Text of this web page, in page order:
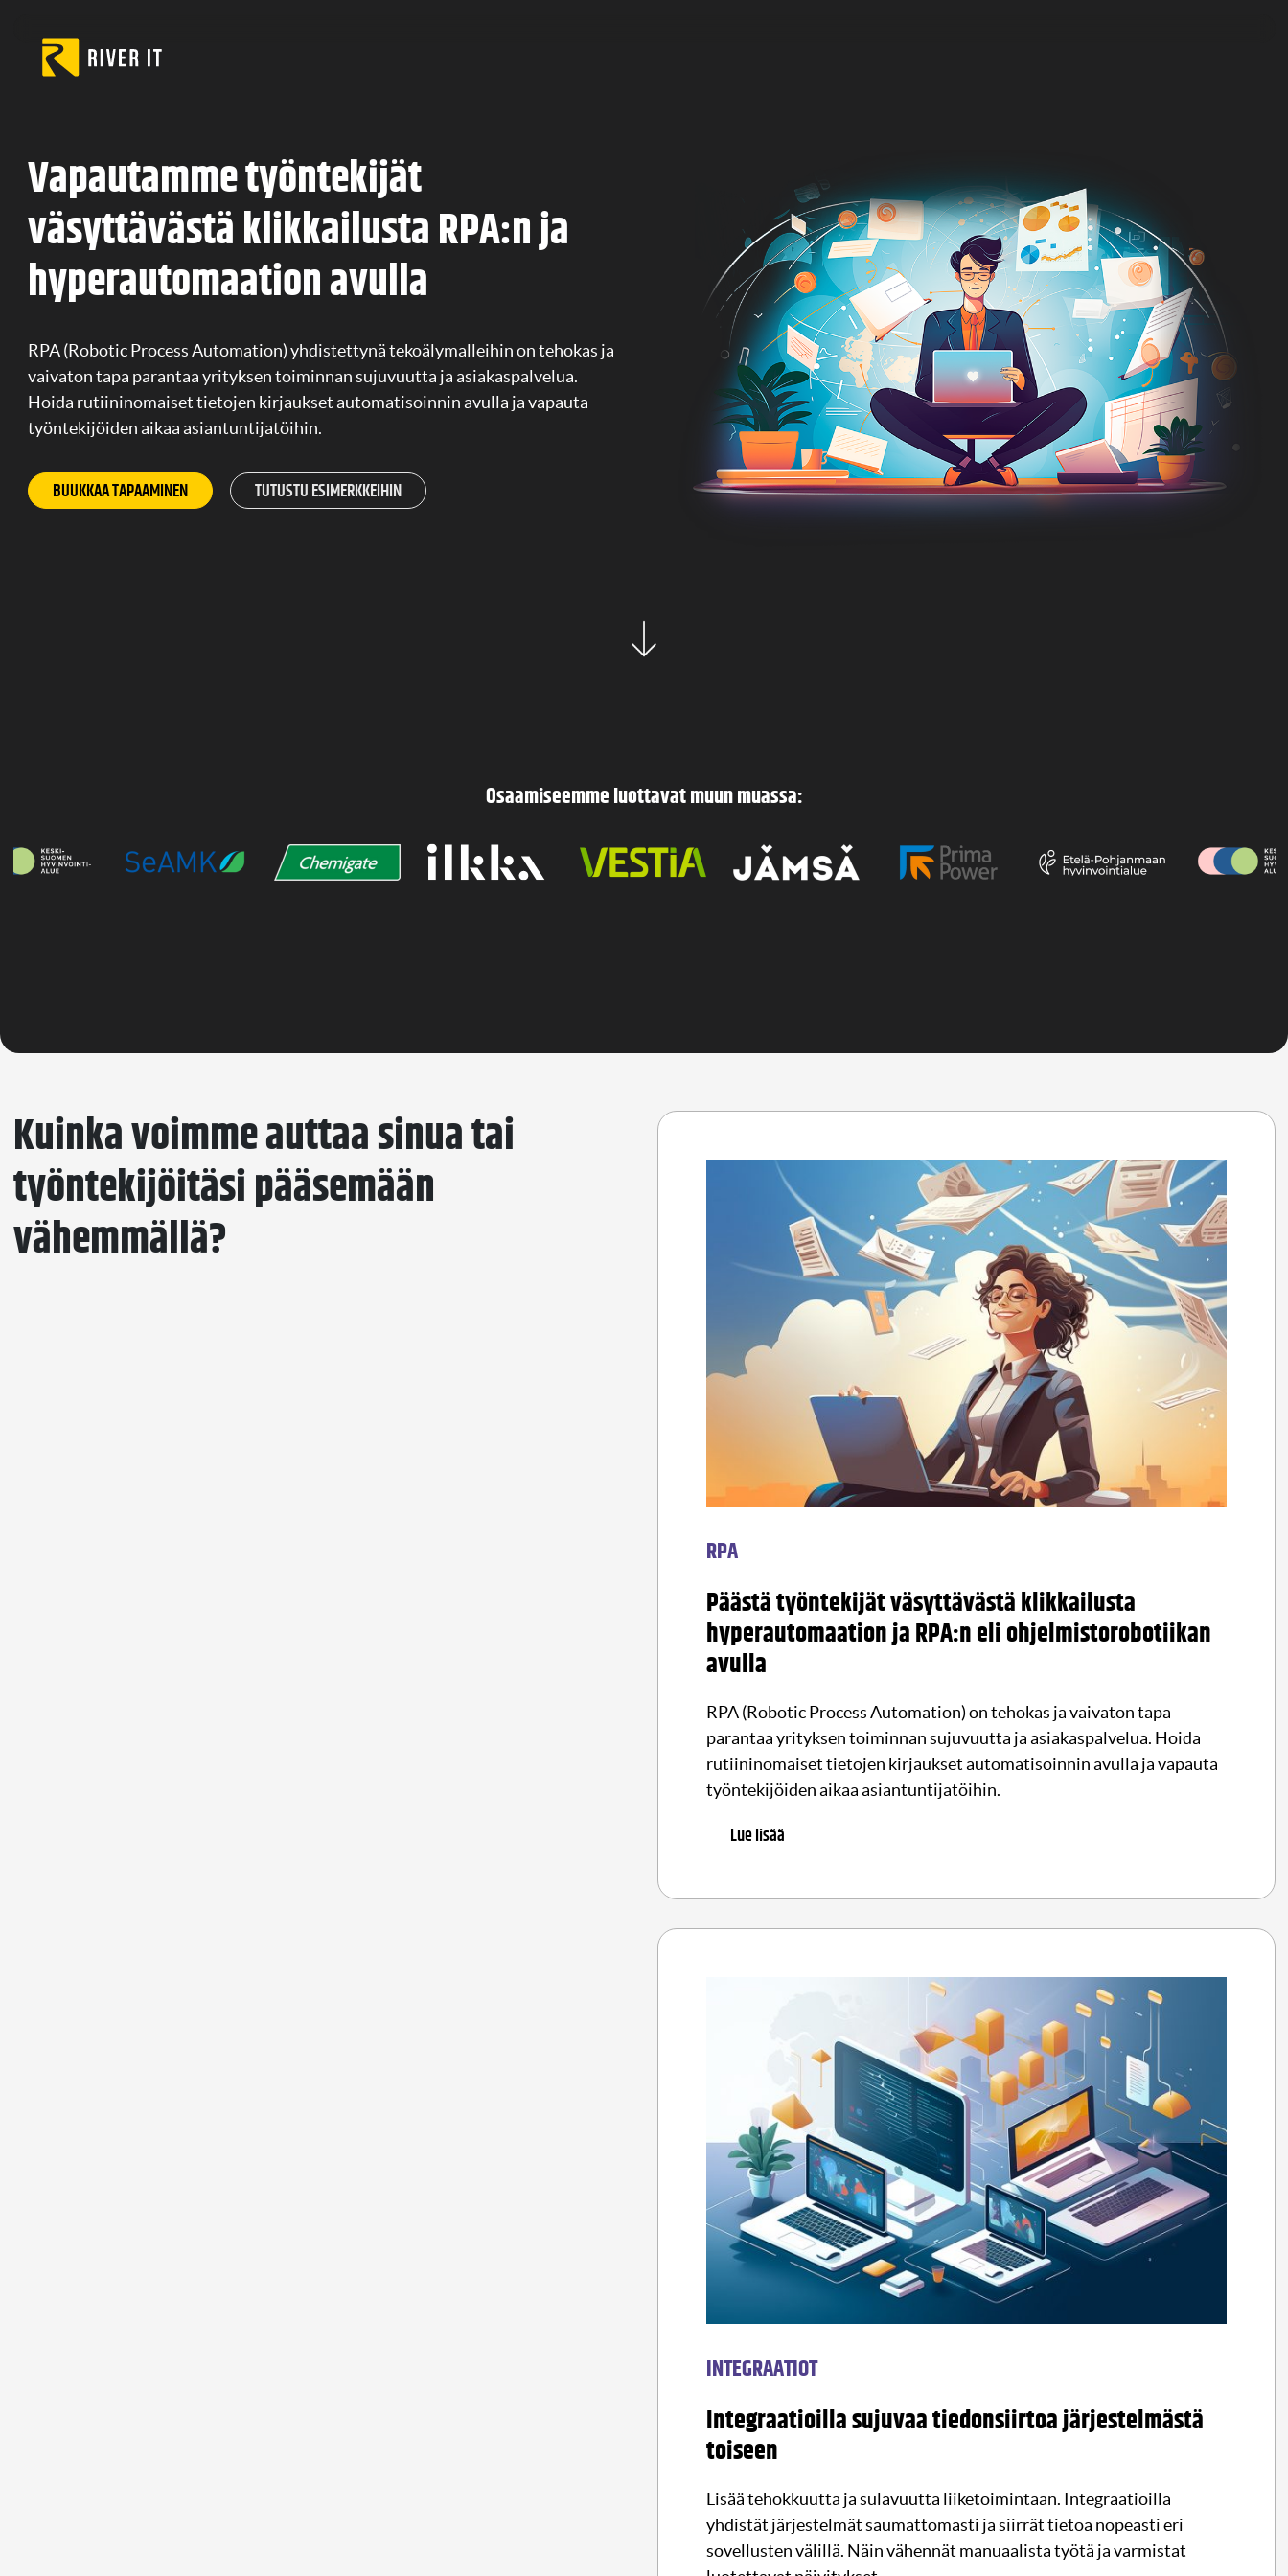
Vapautamme työntekijät
väsyttävästä klikkailusta RPA:n ja
hyperautomaation avulla
RPA (Robotic Process Automation) yhdistettynä tekoälymalleihin on tehokas ja
vaivaton tapa parantaa yrityksen toiminnan sujuvuutta ja asiakaspalvelua.
Hoida rutiininomaiset tietojen kirjaukset automatisoinnin avulla ja vapauta
työntekijöiden aikaa asiantuntijatöihin.
BUUKKAA TAPAAMINEN TUTUSTU ESIMERKKEIHIN
Osaamiseemme luottavat muun muassa:
Kuinka voimme auttaa sinua tai
työntekijöitäsi pääsemään
vähemmällä?
RPA
Päästä työntekijät väsyttävästä klikkailusta
hyperautomaation ja RPA:n eli ohjelmistorobotiikan
avulla
RPA (Robotic Process Automation) on tehokas ja vaivaton tapa
parantaa yrityksen toiminnan sujuvuutta ja asiakaspalvelua. Hoida
rutiininomaiset tietojen kirjaukset automatisoinnin avulla ja vapauta
työntekijöiden aikaa asiantuntijatöihin.
Lue lisää
INTEGRAATIOT
Integraatioilla sujuvaa tiedonsiirtoa järjestelmästä
toiseen
Lisää tehokkuutta ja sulavuutta liiketoimintaan. Integraatioilla
yhdistät järjestelmät saumattomasti ja siirrät tietoa nopeasti eri
sovellusten välillä. Näin vähennät manuaalista työtä ja varmistat